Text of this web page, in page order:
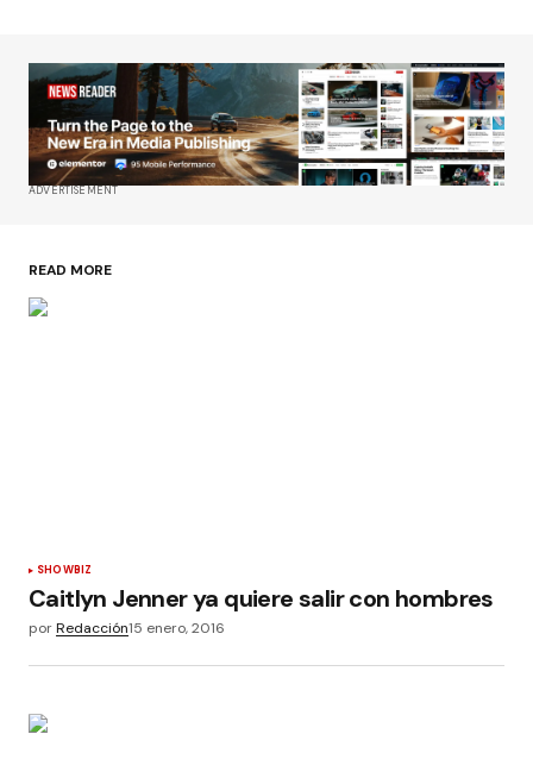
ADVERTISEMENT
READ MORE
SHOWBIZ
Caitlyn Jenner ya quiere salir con hombres
porRedacción15 enero, 2016